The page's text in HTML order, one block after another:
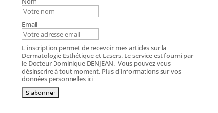
Email
L'inscription permet de recevoir mes articles sur la
Dermatologie Esthétique et Lasers. Le service est fourni par
le Docteur Dominique DENJEAN. Vous pouvez vous
désinscrire à tout moment. Plus d'informations sur vos
données personnelles ici